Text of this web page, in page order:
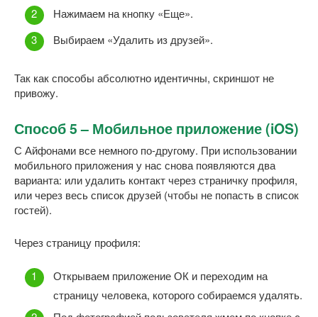
Нажимаем на кнопку «Еще».
Выбираем «Удалить из друзей».
Так как способы абсолютно идентичны, скриншот не
привожу.
Способ 5 – Мобильное приложение (iOS)
С Айфонами все немного по-другому. При использовании
мобильного приложения у нас снова появляются два
варианта: или удалить контакт через страничку профиля,
или через весь список друзей (чтобы не попасть в список
гостей).
Через страницу профиля:
Открываем приложение ОК и переходим на
страницу человека, которого собираемся удалять.